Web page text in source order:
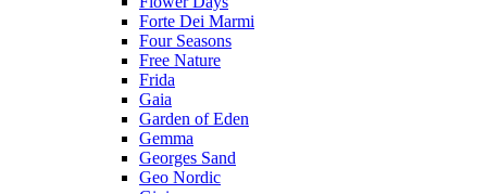
Forte Dei Marmi
Four Seasons
Free Nature
Frida
Gaia
Garden of Eden
Gemma
Georges Sand
Geo Nordic